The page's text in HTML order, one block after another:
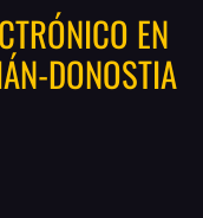
EN
DONOSTIA